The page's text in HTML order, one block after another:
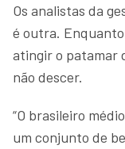
Os analistas da
é outra.
atingir o patamar
não descer.
“O brasileiro
um conjunto de